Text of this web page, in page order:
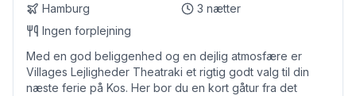
Hamburg 3 nætter
Ingen forplejning
Med en god beliggenhed og en dejlig atmosfære er
Villages Lejligheder Theatraki et rigtig godt valg til din
næste ferie på Kos. Her bor du en kort gåtur fra det